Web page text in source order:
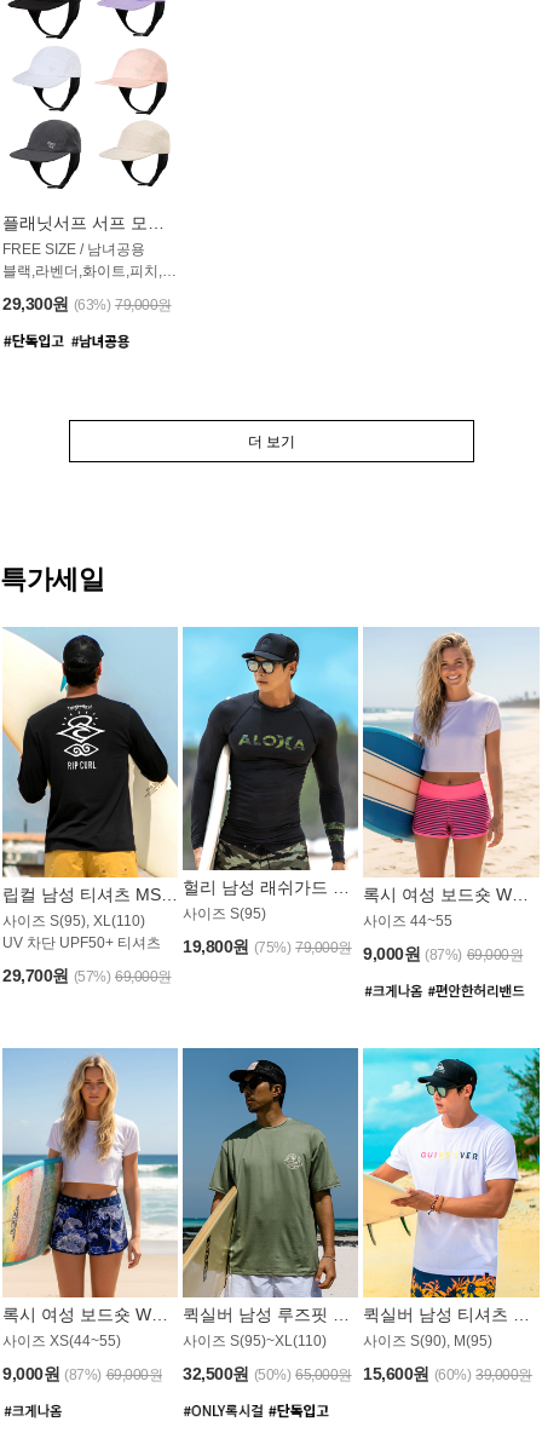
플래닛서프 서프 모자 UAC007PS
FREE SIZE / 남녀공용
블랙,라벤더,화이트,피치,그레이,오트밀 6컬러
29,300원 (63%) 79,000원
더 보기
특가세일
사이즈 S(95), XL(110)
UV 차단 UPF50+ 티셔츠
29,700원 (57%) 69,000원
사이즈 S(95)
19,800원 (75%) 79,000원
사이즈 44~55
9,000원 (87%) 69,000원
사이즈 XS(44~55)
9,000원 (87%) 69,000원
사이즈 S(95)~XL(110)
32,500원 (50%) 65,000원
사이즈 S(90), M(95)
15,600원 (60%) 39,000원